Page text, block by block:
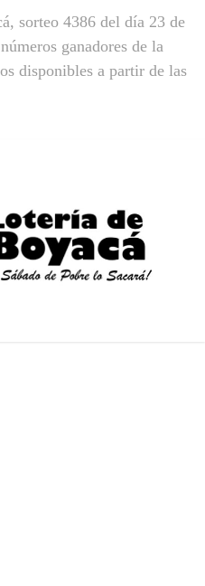
sorteo 4386 del día 23 de
ganadores de la
disponibles a partir de las